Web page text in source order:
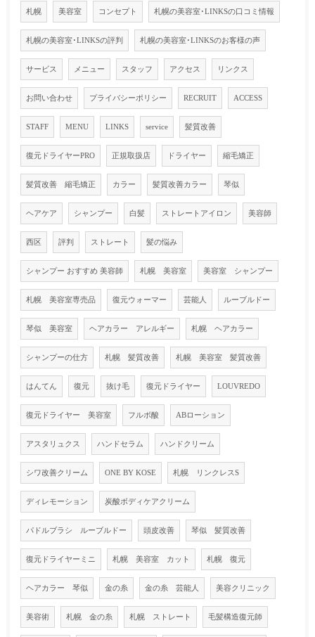
札幌 美容室 コンセプト 札幌の美容室･LINKSの口コミ情報
札幌の美容室･LINKSの評判 札幌の美容室･LINKSのお客様の声
サービス メニュー スタッフ アクセス リンクス
お問い合わせ プライバシーポリシー RECRUIT ACCESS
STAFF MENU LINKS service 髪質改善
復元ドライヤーPRO 正規取扱店 ドライヤー 縮毛矯正
髪質改善 縮毛矯正 カラー 髪質改善カラー 琴似
ヘアケア シャンプー 白髪 ストレートアイロン 美容師
西区 評判 ストレート 髪の悩み
シャンプー おすすめ 美容師 札幌 美容室 美容室 シャンプー
札幌 美容室専売品 復元ウォーマー 芸能人 ルーブルドー
琴似 美容室 ヘアカラー アレルギー 札幌 ヘアカラー
シャンプーの仕方 札幌 髪質改善 札幌 美容室 髪質改善
はんてん 復元 抜け毛 復元ドライヤー LOUVREDO
復元ドライヤー 美容室 フルボ酸 ABローション
アスタリュクス ハンドセラム ハンドクリーム
シワ改善クリーム ONE BY KOSE 札幌 リンクレスS
ディレモーション 炭酸ボディケアクリーム
パドルブラシ ルーブルドー 頭皮改善 琴似 髪質改善
復元ドライヤーミニ 札幌 美容室 カット 札幌 復元
ヘアカラー 琴似 金の糸 金の糸 芸能人 美容クリニック
美容術 札幌 金の糸 札幌 ストレート 毛髪構造復元師